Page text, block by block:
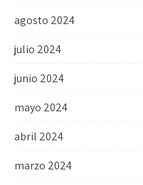
agosto 2024
julio 2024
junio 2024
mayo 2024
abril 2024
marzo 2024